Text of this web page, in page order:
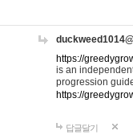
https://
is an
progression
https://
답글달기